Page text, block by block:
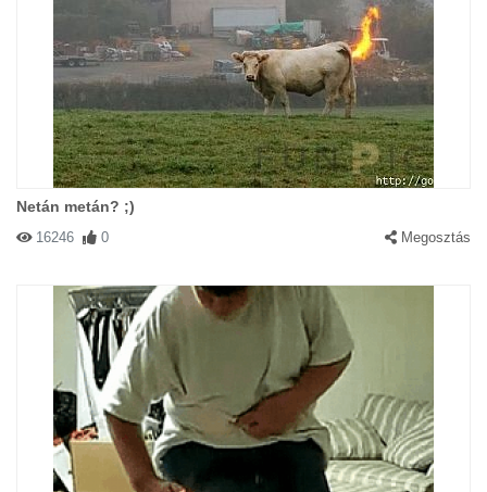
Netán metán? ;)
16246 0 Megosztás